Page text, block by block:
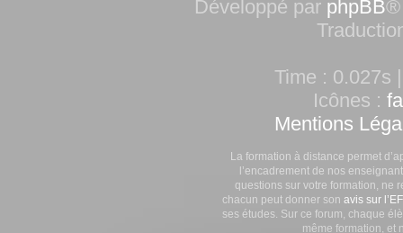
Développé par phpBB®
Time : 0.027s
Icônes :
Mentions
La formation à distance permet
l’encadrement de nos
questions sur votre formation, ne
chacun peut donner son avis sur
ses études. Sur ce forum, chaque
même formation, et